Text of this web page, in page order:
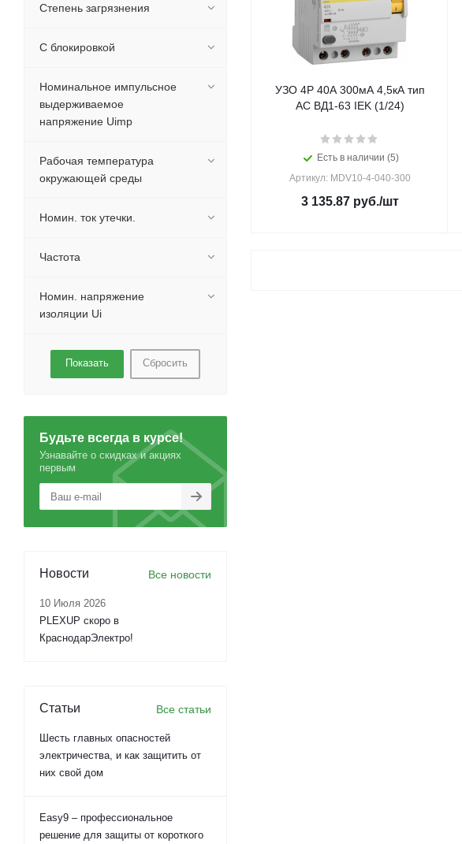
УЗО 4Р 40А 300мА 4,5кА тип
AC ВД1-63 IEK (1/24)
Есть в наличии (5)
Артикул: MDV10-4-040-300
3 135.87руб./шт
Степень загрязнения
С блокировкой
Номинальное импульсное
выдерживаемое
напряжение Uimp
Рабочая температура
окружающей среды
Номин. ток утечки.
Частота
Номин. напряжение
изоляции Ui
Сбросить
Будьте всегда в курсе!
Узнавайте о скидках и акциях
первым
Новости Все новости
10 Июля 2026
PLEXUP скоро в
КраснодарЭлектро!
Статьи Все статьи
Шесть главных опасностей
электричества, и как защитить от
них свой дом
Easy9 – профессиональное
решение для защиты от короткого